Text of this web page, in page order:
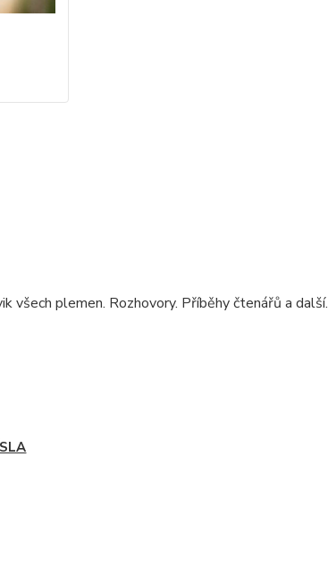
všech plemen. Rozhovory. Příběhy čtenářů a další.